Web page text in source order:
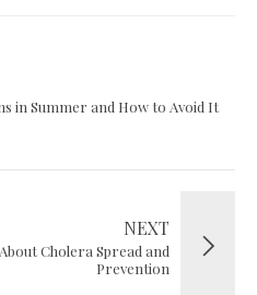
in Summer and How to Avoid It
NEXT
Cholera Spread and
Prevention